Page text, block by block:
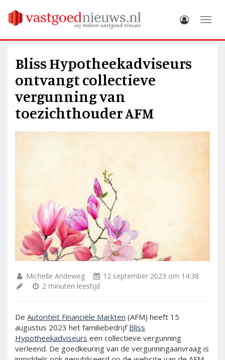
Bliss Hypotheekadviseurs
ontvangt collectieve
vergunning van
toezichthouder AFM
Michelle Andeweg
12 september 2023 om 14:38
2 minuten leestijd
De Autoriteit Financiële Markten (AFM) heeft 15
augustus 2023 het familiebedrijf Bliss
Hypotheekadviseurs een collectieve vergunning
verleend. De goedkeuring van de vergunningaanvraag is